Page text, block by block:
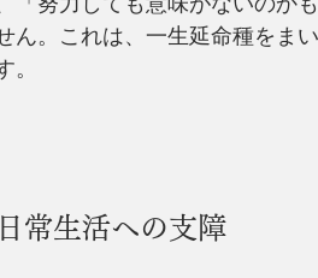
ん。これは、一生延命種をま
。
常生活への支障